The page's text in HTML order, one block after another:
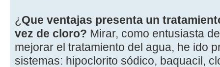
¿ Que ventajas presenta un
vez de cloro? Mirar, como entusiasta
mejorar el tratamiento del agua, he ido
sistemas: hipoclorito sódico, baquacil,